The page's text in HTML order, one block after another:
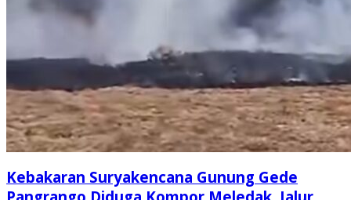
Kebakaran Suryakencana Gunung Gede